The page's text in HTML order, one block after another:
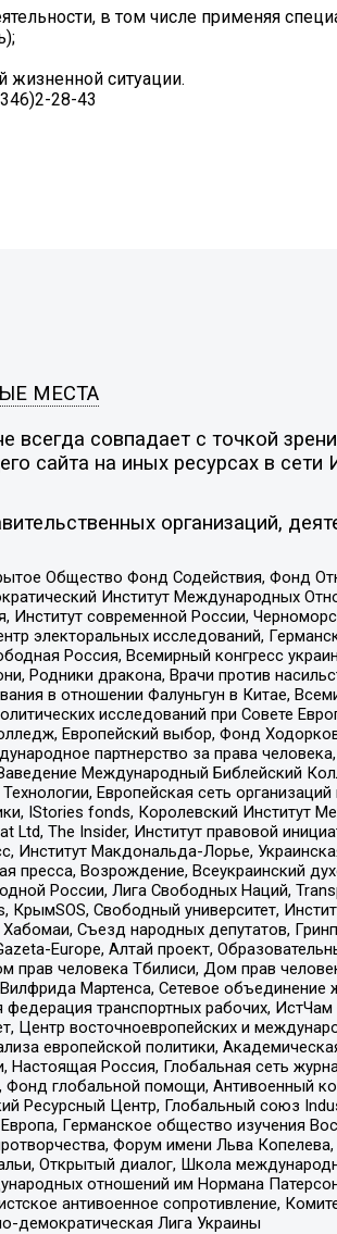
в том числе применяя
жизненной ситуации.
28-43
МЕСТА
совпадает с точкой
сайта на иных ресурсах в сети
организаций,
Общество Фонд Содействия, Фонд
Институт Международных
современной России,
электоральных исследований,
Россия, Всемирный конгресс
дракона, Врачи против
в отношении Фалуньгун в Китае,
исследований при Совете
Европейский выбор, Фонд
партнерство за права человека,
Международный Библейский
Европейская сеть
IStories fonds, Королевский
Ltd, The Insider, Институт правовой
Институт Макдональда-Лорье,
Возрождение, Всеукраинский
России, Лига Свободных Наций,
Свободный университет,
Съезд народных депутатов,
Europe, Алтай проект,
прав человека Тбилиси, Дом прав
Мартенса, Сетевое
транспортных рабочих,
Центр восточноевропейских и
европейской политики,
Россия, Глобальная сеть
глобальной помощи, Антивоенный
Ресурсный Центр, Глобальный союз
Германское общество изучения
Форум имени Льва
Открытый диалог, Школа
отношений им Нормана
антивоенное сопротивление,
демократическая Лига Украины